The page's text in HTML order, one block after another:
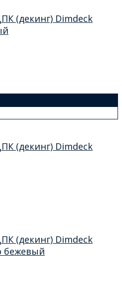
(декинг) Dimdeck
(декинг) Dimdeck
(декинг) Dimdeck
бежевый